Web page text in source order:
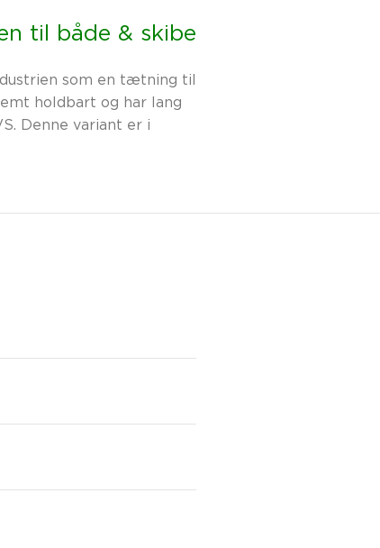
til både & skibe
som en tætning til
holdbart og har lang
Denne variant er i